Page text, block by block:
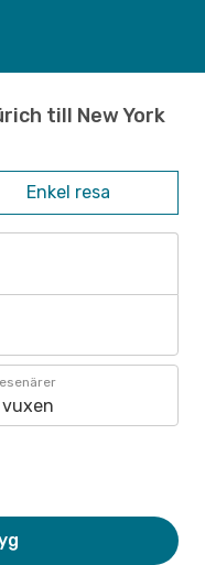
till New York
Enkel resa
vuxen